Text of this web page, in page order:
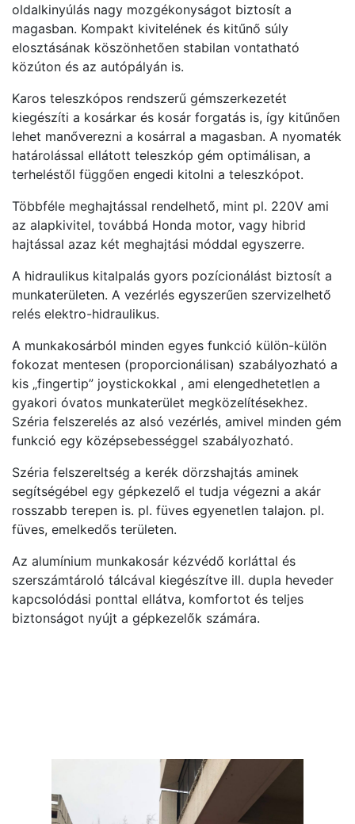
oldalkinyúlás nagy mozgékonyságot biztosít a
magasban. Kompakt kivitelének és kitűnő súly
elosztásának köszönhetően stabilan vontatható
közúton és az autópályán is.
Karos teleszkópos rendszerű gémszerkezetét
kiegészíti a kosárkar és kosár forgatás is, így kitűnően
lehet manőverezni a kosárral a magasban. A nyomaték
határolással ellátott teleszkóp gém optimálisan, a
terheléstől függően engedi kitolni a teleszkópot.
Többféle meghajtással rendelhető, mint pl. 220V ami
az alapkivitel, továbbá Honda motor, vagy hibrid
hajtással azaz két meghajtási móddal egyszerre.
A hidraulikus kitalpalás gyors pozícionálást biztosít a
munkaterületen. A vezérlés egyszerűen szervizelhető
relés elektro-hidraulikus.
A munkakosárból minden egyes funkció külön-külön
fokozat mentesen (proporcionálisan) szabályozható a
kis „fingertip” joystickokkal , ami elengedhetetlen a
gyakori óvatos munkaterület megközelítésekhez.
Széria felszerelés az alsó vezérlés, amivel minden gém
funkció egy középsebességgel szabályozható.
Széria felszereltség a kerék dörzshajtás aminek
segítségébel egy gépkezelő el tudja végezni a akár
rosszabb terepen is. pl. füves egyenetlen talajon. pl.
füves, emelkedős területen.
Az alumínium munkakosár kézvédő korláttal és
szerszámtároló tálcával kiegészítve ill. dupla heveder
kapcsolódási ponttal ellátva, komfortot és teljes
biztonságot nyújt a gépkezelők számára.